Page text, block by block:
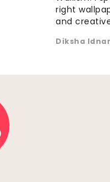
right
and
Diksha